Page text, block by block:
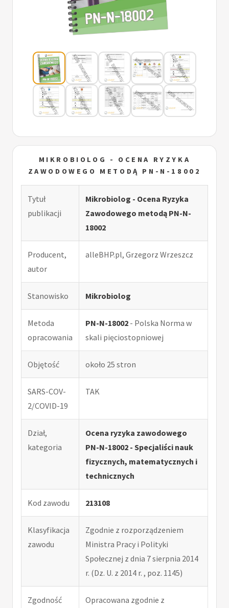
MIKROBIOLOG - OCENA RYZYKA
ZAWODOWEGO METODĄ PN-N-18002
Tytuł
publikacji
Mikrobiolog - Ocena Ryzyka
Zawodowego metodą PN-N-
18002
Producent,
autor
alleBHP.pl, Grzegorz Wrzeszcz
Stanowisko Mikrobiolog
Metoda
opracowania
PN-N-18002 - Polska Norma w
skali pięciostopniowej
Objętość około 25 stron
SARS-COV-
2/COVID-19
TAK
Dział,
kategoria
Ocena ryzyka zawodowego
PN-N-18002 - Specjaliści nauk
fizycznych, matematycznych i
technicznych
Kod zawodu 213108
Klasyfikacja
zawodu
Zgodnie z rozporządzeniem
Ministra Pracy i Polityki
Społecznej z dnia 7 sierpnia 2014
r. (Dz. U. z 2014 r. , poz. 1145)
Zgodność
Opracowana zgodnie z